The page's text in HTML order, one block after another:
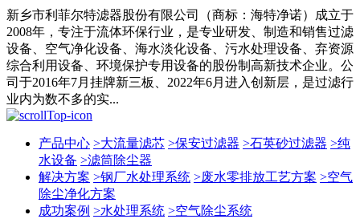
新乡市利菲尔特滤器股份有限公司（商标：海特净诺）成立于
2008年，专注于流体环保行业，是专业研发、制造和销售过滤
设备、空气净化设备、海水淡化设备、污水处理设备、弃资源
综合利用设备、环境保护专用设备的股份制高新技术企业。公
司于2016年7月挂牌新三板、2022年6月进入创新层，是过滤行
业内为数不多的实...
产品中心 >大流量滤芯 >保安过滤器 >石英砂过滤器 >纯
水设备 >滤筒除尘器
解决方案 >钢厂水处理系统 >废水零排放工艺方案 >空气
除尘净化方案
成功案例 >水处理系统 >空气除尘系统